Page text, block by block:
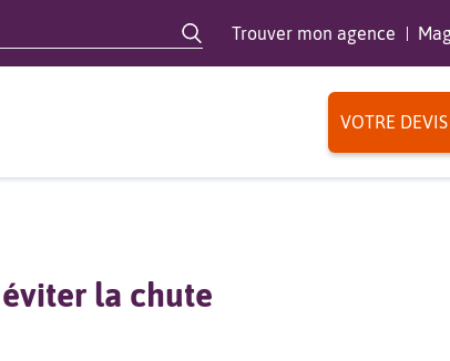
Trouver mon agence
VOTRE
la chute